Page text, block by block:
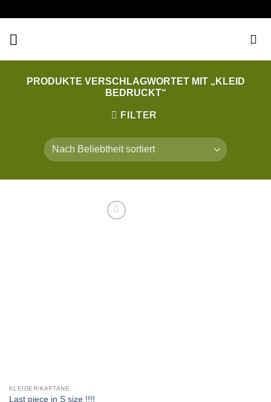
springen
PRODUKTE VERSCHLAGWORTET MIT „KLEID
BEDRUCKT“
FILTER
KLEIDER/KAFTANE
Last piece in S size !!!!